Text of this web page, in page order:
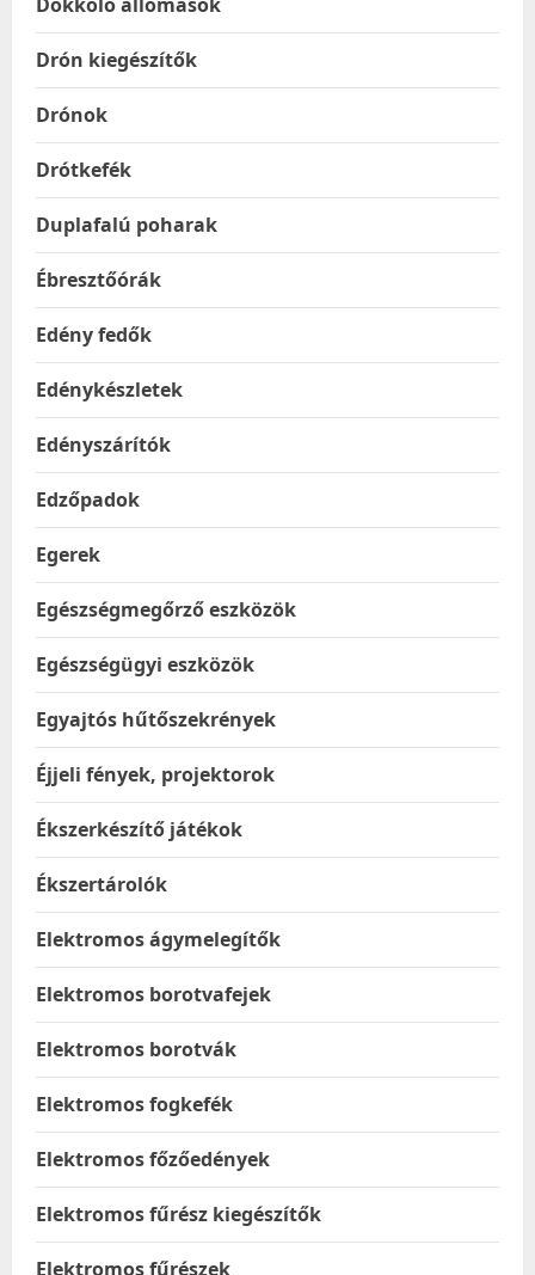
Dokkoló állomások
Drón kiegészítők
Drónok
Drótkefék
Duplafalú poharak
Ébresztőórák
Edény fedők
Edénykészletek
Edényszárítók
Edzőpadok
Egerek
Egészségmegőrző eszközök
Egészségügyi eszközök
Egyajtós hűtőszekrények
Éjjeli fények, projektorok
Ékszerkészítő játékok
Ékszertárolók
Elektromos ágymelegítők
Elektromos borotvafejek
Elektromos borotvák
Elektromos fogkefék
Elektromos főzőedények
Elektromos fűrész kiegészítők
Elektromos fűrészek